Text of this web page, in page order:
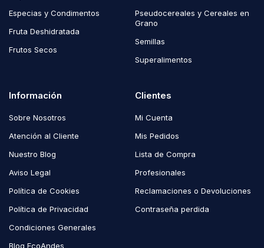
Especias y Condimentos
Fruta Deshidratada
Frutos Secos
Pseudocereales y Cereales en
Grano
Semillas
Superalimentos
Información
Sobre Nosotros
Atención al Cliente
Nuestro Blog
Aviso Legal
Política de Cookies
Política de Privacidad
Condiciones Generales
Blog EcoAndes
Clientes
Mi Cuenta
Mis Pedidos
Lista de Compra
Profesionales
Reclamaciones o Devoluciones
Contraseña perdida